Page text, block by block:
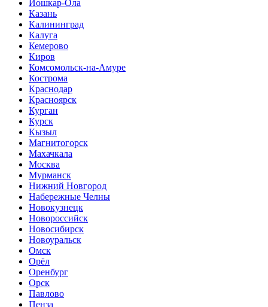
Йошкар-Ола
Казань
Калининград
Калуга
Кемерово
Киров
Комсомольск-на-Амуре
Кострома
Краснодар
Красноярск
Курган
Курск
Кызыл
Магнитогорск
Махачкала
Москва
Мурманск
Нижний Новгород
Набережные Челны
Новокузнецк
Новороссийск
Новосибирск
Новоуральск
Омск
Орёл
Оренбург
Орск
Павлово
Пенза